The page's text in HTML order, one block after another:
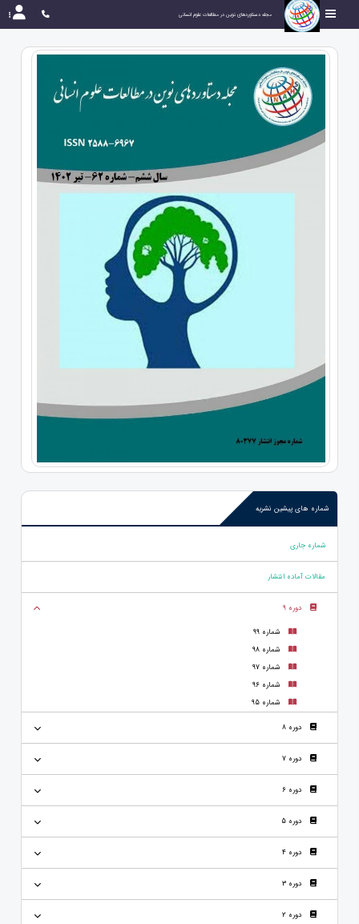
مجله دستاوردهای نوین در مطالعات علوم انسانی
شماره های پیشین نشریه
شماره جاری
مقالات آماده انتشار
دوره 9
شماره 99
شماره 98
شماره 97
شماره 96
شماره 95
دوره 8
دوره 7
دوره 6
دوره 5
دوره 4
دوره 3
دوره 2